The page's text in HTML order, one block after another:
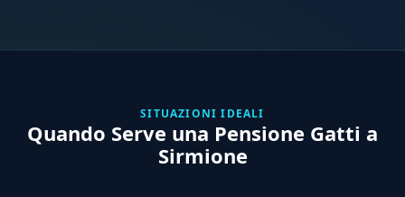
SITUAZIONI IDEALI
Quando Serve una Pensione Gatti a
Sirmione